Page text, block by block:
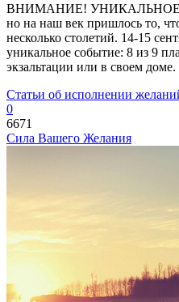
ВНИМАНИЕ! УНИКАЛЬНОЕ
но на наш век пришлось то,
несколько столетий. 14-15
уникальное событие: 8 из 9
экзальтации или в своем доме.
Статьи об исполнении
0
6671
Сила Вашего Желания